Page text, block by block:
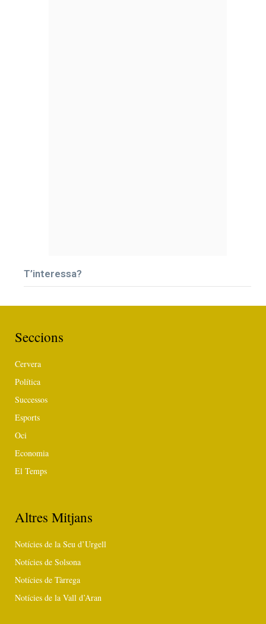
T’interessa?
Seccions
Cervera
Política
Successos
Esports
Oci
Economia
El Temps
Altres Mitjans
Notícies de la Seu d’Urgell
Notícies de Solsona
Notícies de Tàrrega
Notícies de la Vall d’Aran